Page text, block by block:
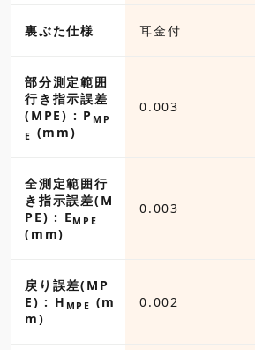
裏ぶた仕様 耳金付
部分測定範囲
行き指示誤差
(MPE) : P MP
E (mm)
0.003
全測定範囲行
き指示誤差(M
PE) : E MPE
(mm)
0.003
戻り誤差(MP
E) : H MPE (m
m)
0.002